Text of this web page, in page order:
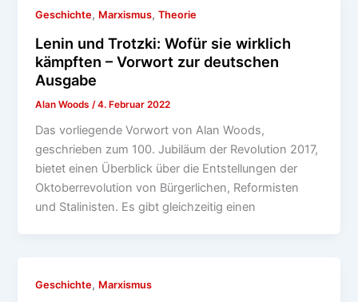
Geschichte, Marxismus,Theorie
Lenin und Trotzki: Wofür sie wirklich
kämpften – Vorwort zur deutschen
Ausgabe
Alan Woods /4. Februar 2022
Das vorliegende Vorwort von Alan Woods,
geschrieben zum 100. Jubiläum der Revolution 2017,
bietet einen Überblick über die Entstellungen der
Oktoberrevolution von Bürgerlichen, Reformisten
und Stalinisten. Es gibt gleichzeitig einen
Geschichte, Marxismus